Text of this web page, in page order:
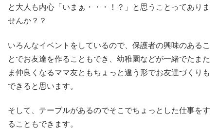
と大人も内心「いまぁ・・・！？」と思うことってありま
せんか？？
いろんなイベントをしているので、保護者の興味のあるこ
とでお友達を作ることもでき、幼稚園などが一緒でたまた
ま仲良くなるママ友ともちょっと違う形でお友達づくりも
できると思います。
そして、テーブルがあるのでそこでちょっとした仕事をす
ることもできます。